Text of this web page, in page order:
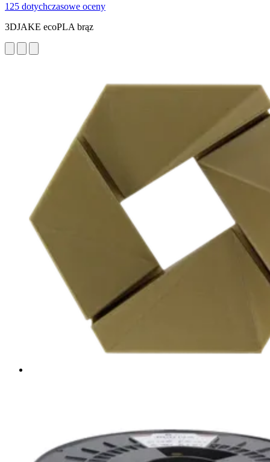
125 dotychczasowe oceny
3DJAKE ecoPLA brąz